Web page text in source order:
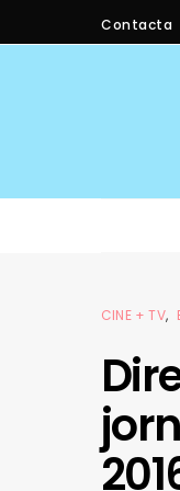
Contacta
CINE + TV